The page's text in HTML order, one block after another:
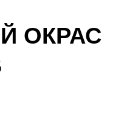
ОКРАС